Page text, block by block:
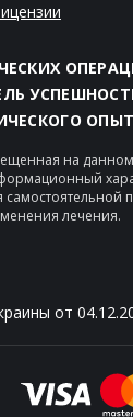
на данном
самостоятельной
лечения.
от